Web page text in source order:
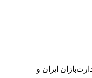
ایران و